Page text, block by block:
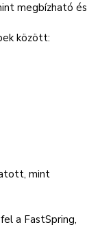
megbízható és
között:
mint
a FastSpring,